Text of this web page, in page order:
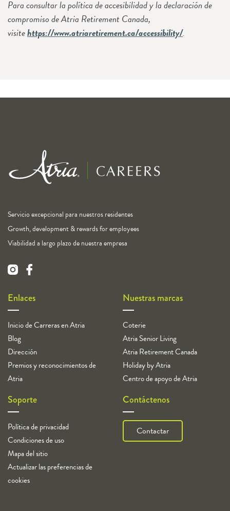
Para consultar la política de accesibilidad y la declaración de
compromiso de Atria Retirement Canada,
visitehttps://www.atriaretirement.ca/accessibility/.
Servicio excepcional para nuestros residentes
Growth, development & rewards for employees
Viabilidad a largo plazo de nuestra empresa
Enlaces
Inicio de Carreras en Atria
Blog
Dirección
Premios y reconocimientos de
Atria
Nuestras marcas
Coterie
Atria Senior Living
Atria Retirement Canada
Holiday by Atria
Centro de apoyo de Atria
Soporte
Política de privacidad
Condiciones de uso
Mapa del sitio
Actualizar las preferencias de
cookies
Contáctenos
Contactar